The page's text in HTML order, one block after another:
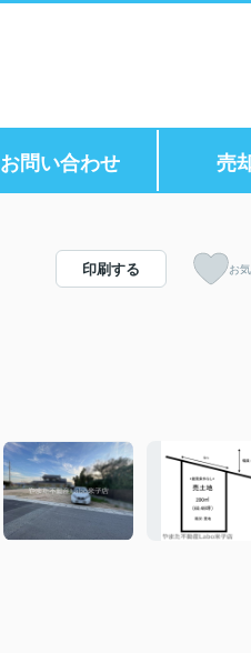
お問い合わせ 売
印刷する お